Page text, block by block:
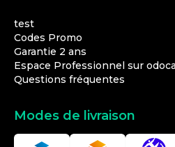
test
Codes Promo
Garantie 2 ans
Espace Professionnel sur
Questions fréquentes
Modes de livraison